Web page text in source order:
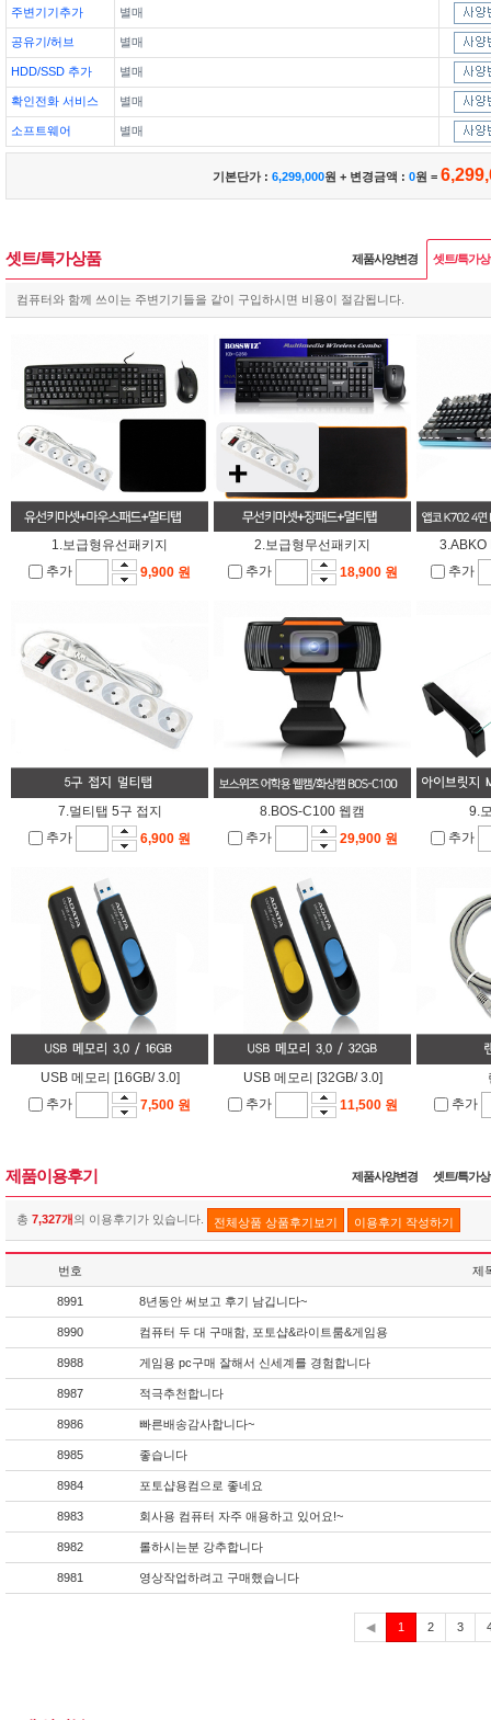
주변기기추가 별매
공유기/허브 별매
HDD/SSD 추가 별매
확인전화 서비스 별매
소프트웨어 별매
기본단가 : 6,299,000원 + 변경금액 : 0원 =
셋트/특가상품 제품사양변경 셋트/특가
컴퓨터와 함께 쓰이는 주변기기들을 같이 구입하시면 비용이 절감됩니다.
1.보급형유선패키지
추가
9,900 원
2.보급형무선패키지
추가
18,900 원
3.ABKO
추가
7.멀티탭 5구 접지
추가
6,900 원
8.BOS-C100 웹캠
추가
29,900 원
9.
추가
USB 메모리 [16GB/ 3.0]
추가
7,500 원
USB 메모리 [32GB/ 3.0]
추가
11,500 원
추가
제품이용후기 제품사양변경 셋트/특가
총 7,327개의 이용후기가 있습니다. 전체상품 상품후기보기 이용후기 작성하기
번호 제
8991 8년동안 써보고 후기 남깁니다~
8990 컴퓨터 두 대 구매함, 포토샵&라이트룸&게임용
8988 게임용 pc구매 잘해서 신세계를 경험합니다
8987 적극추천합니다
8986 빠른배송감사합니다~
8985 좋습니다
8984 포토샵용컴으로 좋네요
8983 회사용 컴퓨터 자주 애용하고 있어요!~
8982 롤하시는분 강추합니다
8981 영상작업하려고 구매했습니다
◀ 1
재
2 3